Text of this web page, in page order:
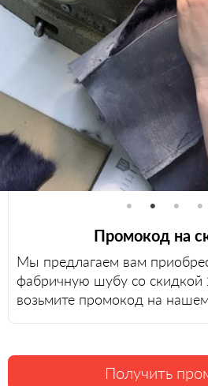
Промокод на
Мы предлагаем вам
фабричную шубу со скидкой
возьмите промокод на нашем
Получить